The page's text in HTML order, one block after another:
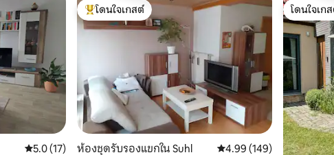
คะแนนเฉลี่ย 5.0 จาก 5, 17 รีวิว
5.0 (17)
โดนใจเกสต์ที่สุด
โดนใจเกสต์
ห้องชุดรับรองแขกใน Suhl คะแนนเฉลี่ย 4.99 จาก 5,
4.99 (149)
โดนใจเก
โดนใจเก